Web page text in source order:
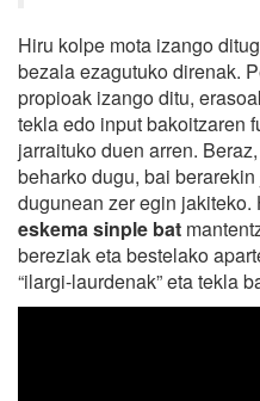
Hiru kolpe mota izango
bezala ezagutuko direnak.
propioak izango ditu,
tekla edo input bakoitzaren
jarraituko duen arren.
beharko dugu, bai
dugunean zer egin jakiteko.
eskema sinple bat
bereziak eta bestelako
“ilargi-laurdenak” eta tekla